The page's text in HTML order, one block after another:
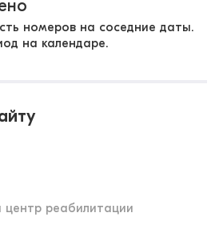
номеров на соседние даты.
на календаре.
реабилитации